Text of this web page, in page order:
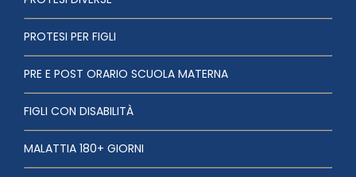
PROTESI PER FIGLI
PRE E POST ORARIO SCUOLA MATERNA
FIGLI CON DISABILITÀ
MALATTIA 180+ GIORNI